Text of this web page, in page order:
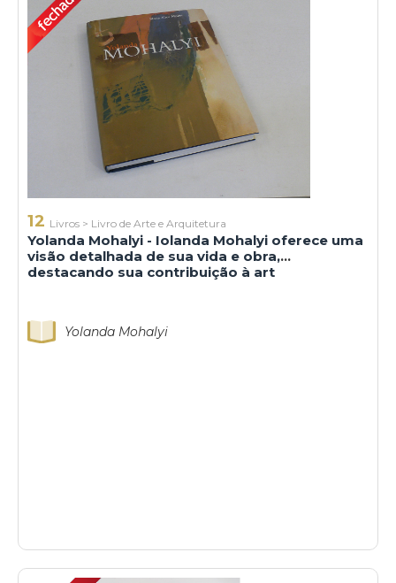
12 Livros > Livro de Arte e Arquitetura
Yolanda Mohalyi - Iolanda Mohalyi oferece uma
visão detalhada de sua vida e obra,
destacando sua contribuição à art
Yolanda Mohalyi